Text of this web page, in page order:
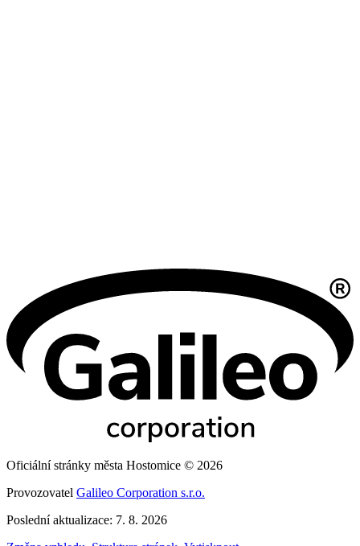
Oficiální stránky města Hostomice © 2026
Provozovatel Galileo Corporation s.r.o.
Poslední aktualizace: 7. 8. 2026